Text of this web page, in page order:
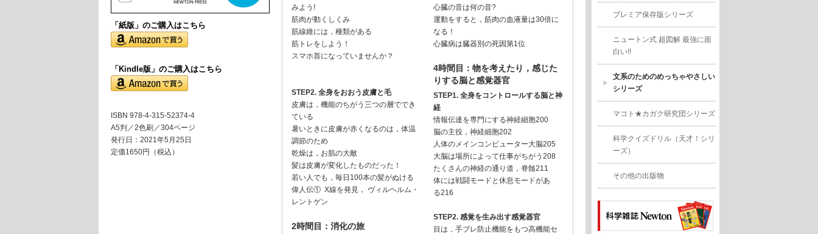
「紙版」のご購入はこちら
「Kindle版」のご購入はこちら
ISBN 978-4-315-52374-4
A5判／2色刷／304ページ
発行日：2021年5月25日
定価1650円（税込）
みよう!
筋肉が動くしくみ
筋線維には，種類がある
筋トレをしよう！
スマホ首になっていませんか？
STEP2. 全身をおおう皮膚と毛
皮膚は，機能のちがう三つの層ででき
ている
暑いときに皮膚が赤くなるのは，体温
調節のため
乾燥は，お肌の大敵
髪は皮膚が変化したものだった！
若い人でも，毎日100本の髪がぬける
偉人伝① X線を発見， ヴィルヘルム・
レントゲン
2時間目：消化の旅
心臓の音は何の音?
運動をすると，筋肉の血液量は30倍に
なる！
心臓病は臓器別の死因第1位
4時間目：物を考えたり，感じた
りする脳と感覚器官
STEP1. 全身をコントロールする脳と神
経
情報伝達を専門にする神経細胞200
脳の主役，神経細胞202
人体のメインコンピューター大脳205
大脳は場所によって仕事がちがう208
たくさんの神経の通り道，脊髄211
体には戦闘モードと休息モードがあ
る216
STEP2. 感覚を生み出す感覚器官
目は，手ブレ防止機能をもつ高機能セ
プレミア保存版シリーズ
ニュートン式 超図解 最強に面
白い!!
文系のためのめっちゃやさしい
シリーズ
マコト★カガク研究団シリーズ
科学クイズドリル（天才！シリ
ーズ）
その他の出版物